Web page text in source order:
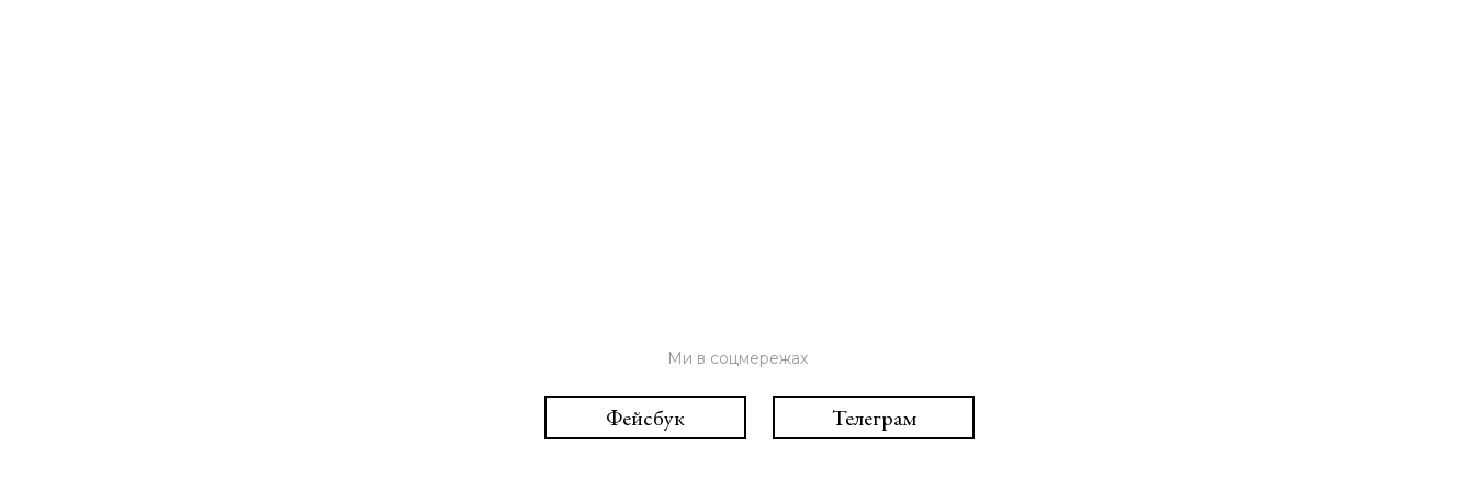
Ми в соцмережах
Фейсбук Телеграм